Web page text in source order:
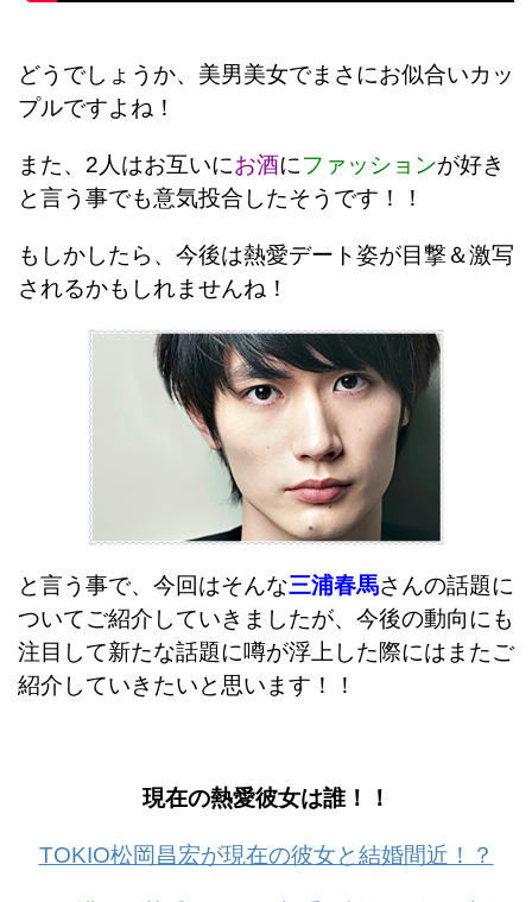
どうでしょうか、美男美女でまさにお似合いカッ
プルですよね！
また、2人はお互いにお酒にファッションが好き
と言う事でも意気投合したそうです！！
もしかしたら、今後は熱愛デート姿が目撃＆激写
されるかもしれませんね！
と言う事で、今回はそんな三浦春馬さんの話題に
ついてご紹介していきましたが、今後の動向にも
注目して新たな話題に噂が浮上した際にはまたご
紹介していきたいと思います！！
現在の熱愛彼女は誰！！
TOKIO松岡昌宏が現在の彼女と結婚間近！？